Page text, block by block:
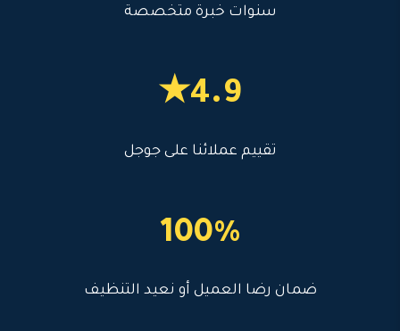
سنوات خبرة متخصصة
4.9★
تقييم عملائنا على جوجل
100%
ضمان رضا العميل أو نعيد التنظيف